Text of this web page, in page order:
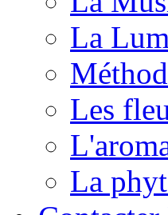
La
Les
La